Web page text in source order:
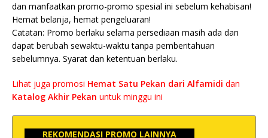
dan manfaatkan promo-promo spesial ini sebelum kehabisan!
Hemat belanja, hemat pengeluaran!
Catatan: Promo berlaku selama persediaan masih ada dan
dapat berubah sewaktu-waktu tanpa pemberitahuan
sebelumnya. Syarat dan ketentuan berlaku.
Lihat juga promosi Hemat Satu Pekan dari Alfamidi dan
Katalog Akhir Pekan untuk minggu ini
REKOMENDASI PROMO LAINNYA